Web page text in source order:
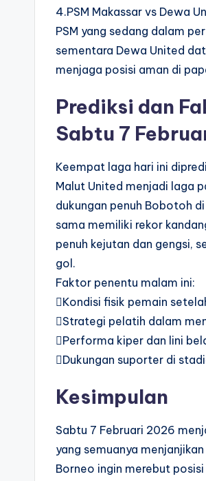
4.PSM Makassar vs Dewa
PSM yang sedang dalam
sementara Dewa United
menjaga posisi aman di
Prediksi dan
Sabtu 7
Keempat laga hari ini
Malut United menjadi laga
dukungan penuh Bobotoh
sama memiliki rekor
penuh kejutan dan gengsi,
gol.
Faktor penentu malam ini:
Kondisi fisik pemain
Strategi pelatih dalam
Performa kiper dan lini
Dukungan suporter di
Kesimpulan
Sabtu 7 Februari 2026
yang semuanya
Borneo ingin merebut